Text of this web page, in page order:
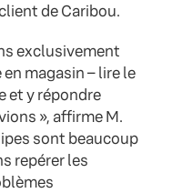
de Caribou.
exclusivement
magasin – lire le
et y répondre
», affirme M.
sont beaucoup
repérer les